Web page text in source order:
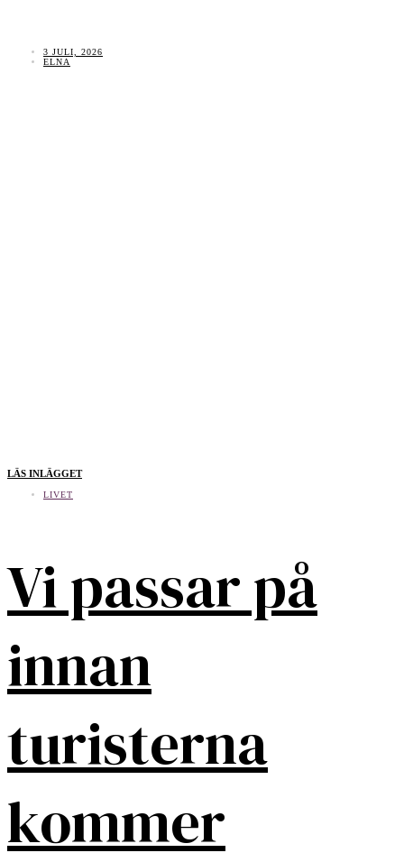
3 JULI, 2026
ELNA
LÄS INLÄGGET
LIVET
Vi passar på
innan
turisterna
kommer